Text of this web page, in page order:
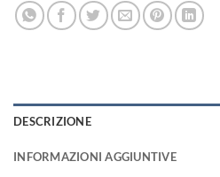
DESCRIZIONE
INFORMAZIONI AGGIUNTIVE